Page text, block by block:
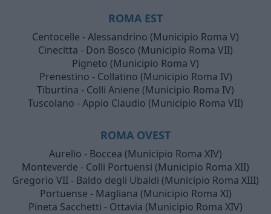
ROMA EST
Centocelle - Alessandrino (Municipio Roma V)
Cinecitta - Don Bosco (Municipio Roma VII)
Pigneto (Municipio Roma V)
Prenestino - Collatino (Municipio Roma IV)
Tiburtina - Colli Aniene (Municipio Roma IV)
Tuscolano - Appio Claudio (Municipio Roma VII)
ROMA OVEST
Aurelio - Boccea (Municipio Roma XIV)
Monteverde - Colli Portuensi (Municipio Roma XII)
Gregorio VII - Baldo degli Ubaldi (Municipio Roma XIII)
Portuense - Magliana (Municipio Roma XI)
Pineta Sacchetti - Ottavia (Municipio Roma XIV)